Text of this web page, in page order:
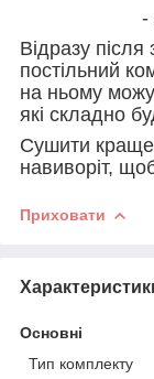
-
Відразу
постільний
на ньому
які складно
Сушити краще
навиворіт,
Приховати
Основні
Тип комплекту